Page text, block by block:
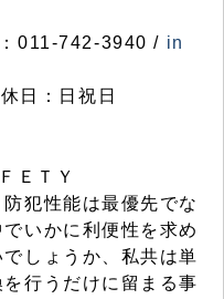
011-742-3940 / in
日：日祝日
ＥＴＹ
犯性能は最優先でな
いかに利便性を求め
しょうか、私共は単
行うだけに留まる事